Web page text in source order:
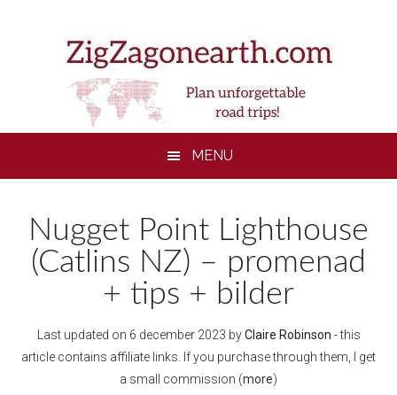
MENU
Nugget Point Lighthouse
(Catlins NZ) – promenad
+ tips + bilder
Last updated on 6 december 2023 byClaire Robinson - this
article contains affiliate links. If you purchase through them, I get
a small commission (more)